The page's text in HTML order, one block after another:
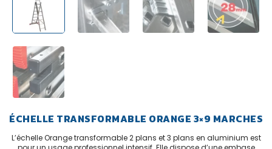
ÉCHELLE TRANSFORMABLE ORANGE 3×9 MARCHES
L’échelle Orange transformable 2 plans et 3 plans en aluminium est